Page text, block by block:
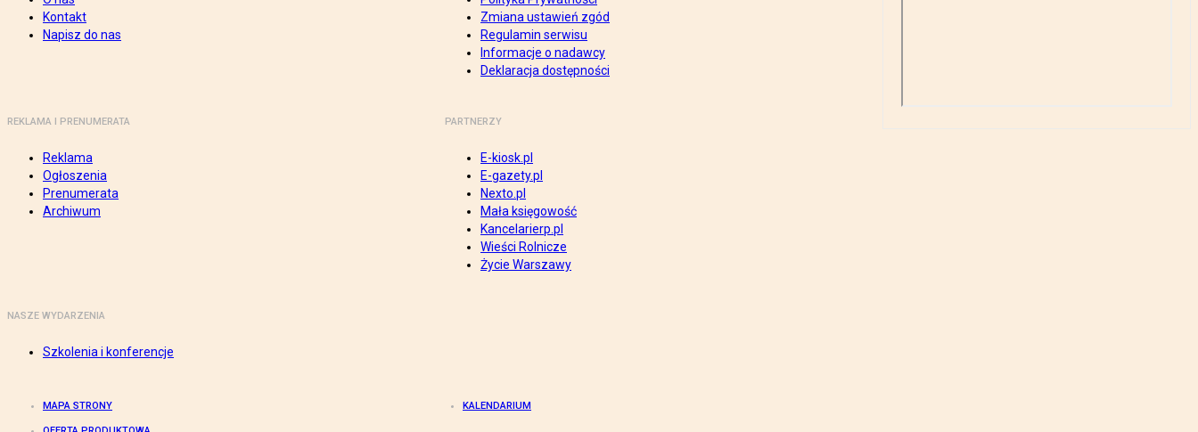
Kontakt
Napisz do nas
Zmiana ustawień zgód
Regulamin serwisu
Informacje o nadawcy
Deklaracja dostępności
REKLAMA I PRENUMERATA
Reklama
Ogłoszenia
Prenumerata
Archiwum
PARTNERZY
E-kiosk.pl
E-gazety.pl
Nexto.pl
Mała księgowość
Kancelarierp.pl
Wieści Rolnicze
Życie Warszawy
NASZE WYDARZENIA
Szkolenia i konferencje
MAPA STRONY KALENDARIUM